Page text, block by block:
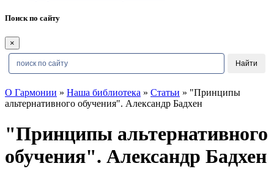
Поиск по сайту
×
О Гармонии » Наша библиотека » Статьи » "Принципы
альтернативного обучения". Александр Бадхен
"Принципы альтернативного
обучения". Александр Бадхен